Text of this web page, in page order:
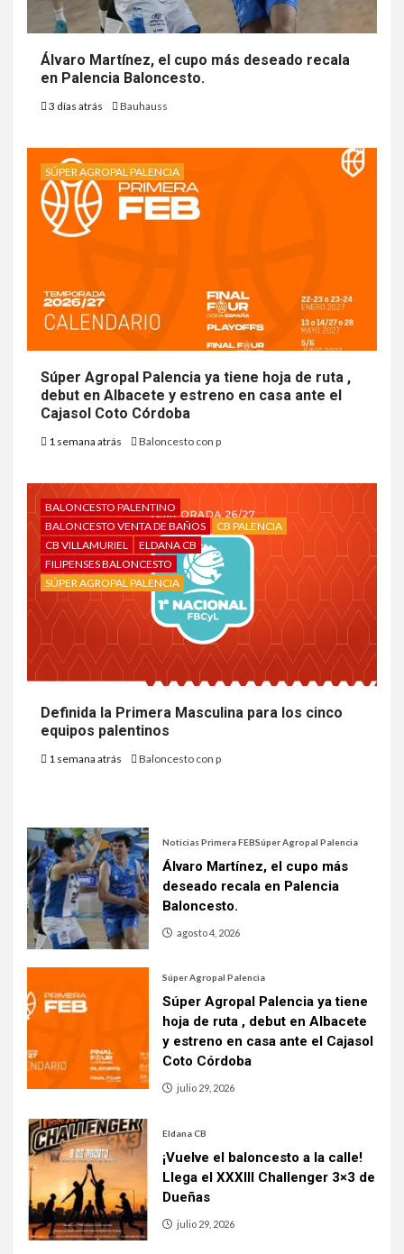
Álvaro Martínez, el cupo más deseado recala
en Palencia Baloncesto.
3 días atrás Bauhauss
SÚPER AGROPAL PALENCIA
Súper Agropal Palencia ya tiene hoja de ruta ,
debut en Albacete y estreno en casa ante el
Cajasol Coto Córdoba
1 semana atrás Baloncesto con p
BALONCESTO PALENTINO
BALONCESTO VENTA DE BAÑOS
CB PALENCIA
CB VILLAMURIEL
ELDANA CB
FILIPENSES BALONCESTO
SÚPER AGROPAL PALENCIA
Definida la Primera Masculina para los cinco
equipos palentinos
1 semana atrás Baloncesto con p
Noticias Primera FEBSúper Agropal Palencia
Álvaro Martínez, el cupo más
deseado recala en Palencia
Baloncesto.
agosto 4, 2026
Súper Agropal Palencia
Súper Agropal Palencia ya tiene
hoja de ruta , debut en Albacete
y estreno en casa ante el Cajasol
Coto Córdoba
julio 29, 2026
Eldana CB
¡Vuelve el baloncesto a la calle!
Llega el XXXIII Challenger 3×3 de
Dueñas
julio 29, 2026